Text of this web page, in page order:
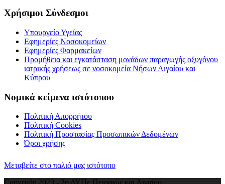
Χρήσιμοι Σύνδεσμοι
Υπουργείο Υγείας
Εφημερίες Νοσοκομείων
Εφημερίες Φαρμακείων
Προμήθεια και εγκατάσταση μονάδων παραγωγής οξυγόνου
ιατρικής χρήσεως σε νοσοκομεία Νήσων Αιγαίου και
Κύπρου
Νομικά κείμενα ιστότοπου
Πολιτική Απορρήτου
Πολιτική Cookies
Πολιτική Προστασίας Προσωπικών Δεδομένων
Όροι χρήσης
Μεταβείτε στο παλιό μας ιστότοπο